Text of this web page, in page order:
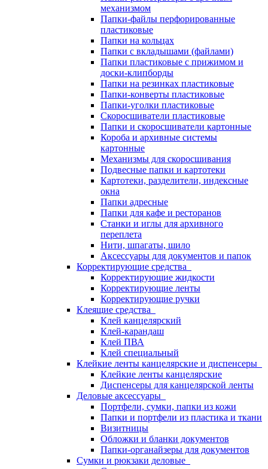
механизмом
Папки-файлы перфорированные
пластиковые
Папки на кольцах
Папки с вкладышами (файлами)
Папки пластиковые с прижимом и
доски-клипборды
Папки на резинках пластиковые
Папки-конверты пластиковые
Папки-уголки пластиковые
Скоросшиватели пластиковые
Папки и скоросшиватели картонные
Короба и архивные системы
картонные
Механизмы для скоросшивания
Подвесные папки и картотеки
Картотеки, разделители, индексные
окна
Папки адресные
Папки для кафе и ресторанов
Станки и иглы для архивного
переплета
Нити, шпагаты, шило
Аксессуары для документов и папок
Корректирующие средства
Корректирующие жидкости
Корректирующие ленты
Корректирующие ручки
Клеящие средства
Клей канцелярский
Клей-карандаш
Клей ПВА
Клей специальный
Клейкие ленты канцелярские и диспенсеры
Клейкие ленты канцелярские
Диспенсеры для канцелярской ленты
Деловые аксессуары
Портфели, сумки, папки из кожи
Папки и портфели из пластика и ткани
Визитницы
Обложки и бланки документов
Папки-органайзеры для документов
Сумки и рюкзаки деловые